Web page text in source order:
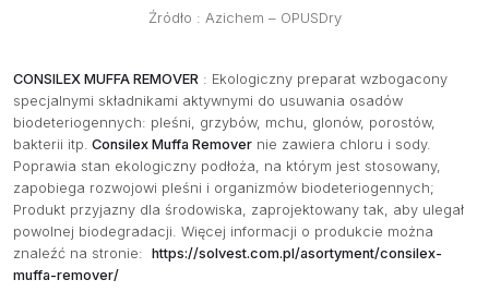
Źródło : Azichem – OPUSDry
CONSILEX MUFFA REMOVER : Ekologiczny preparat wzbogacony
specjalnymi składnikami aktywnymi do usuwania osadów
biodeteriogennych: pleśni, grzybów, mchu, glonów, porostów,
bakterii itp. Consilex Muffa Remover nie zawiera chloru i sody.
Poprawia stan ekologiczny podłoża, na którym jest stosowany,
zapobiega rozwojowi pleśni i organizmów biodeteriogennych;
Produkt przyjazny dla środowiska, zaprojektowany tak, aby ulegał
powolnej biodegradacji. Więcej informacji o produkcie można
znaleźć na stronie: https://solvest.com.pl/asortyment/consilex-
muffa-remover/